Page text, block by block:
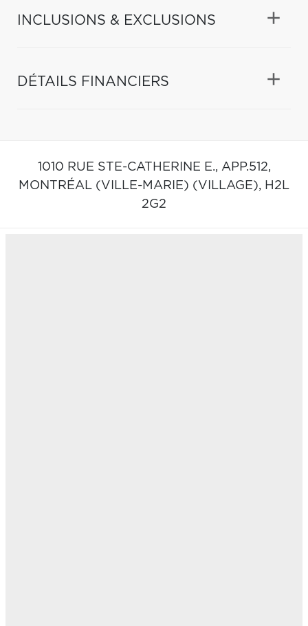
INCLUSIONS & EXCLUSIONS
DÉTAILS FINANCIERS
1010 RUE STE-CATHERINE E., APP.512,
MONTRÉAL (VILLE-MARIE) (VILLAGE), H2L
2G2